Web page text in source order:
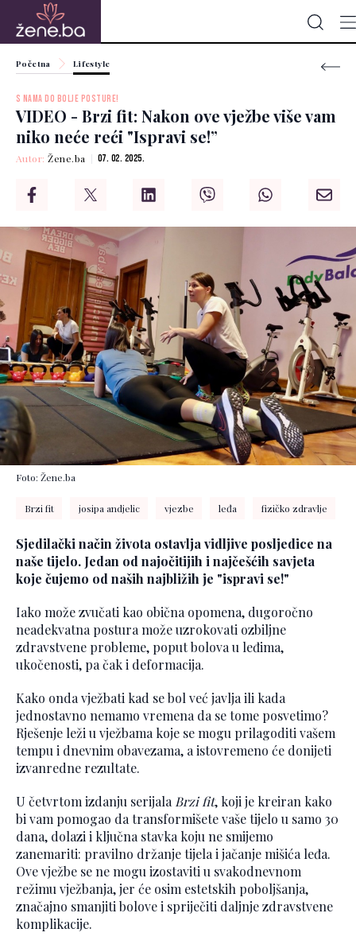
Početna Lifestyle
S NAMA DO BOLJE POSTURE!
VIDEO - Brzi fit: Nakon ove vježbe više vam
niko neće reći "Ispravi se!”
Autor:Žene.ba 07. 02. 2025.
Foto: Žene.ba
Brzi fit josipa andjelic vjezbe leđa fizičko zdravlje
Sjedilački način života ostavlja vidljive posljedice na
naše tijelo. Jedan od najočitijih i najčešćih savjeta
koje čujemo od naših najbližih je "ispravi se!"
Iako može zvučati kao obična opomena, dugoročno
neadekvatna postura može uzrokovati ozbiljne
zdravstvene probleme, poput bolova u leđima,
ukočenosti, pa čak i deformacija.
Kako onda vježbati kad se bol već javlja ili kada
jednostavno nemamo vremena da se tome posvetimo?
Rješenje leži u vježbama koje se mogu prilagoditi vašem
tempu i dnevnim obavezama, a istovremeno će donijeti
izvanredne rezultate.
U četvrtom izdanju serijalaBrzi fit, koji je kreiran kako
bi vam pomogao da transformišete vaše tijelo u samo 30
dana, dolazi i ključna stavka koju ne smijemo
zanemariti: pravilno držanje tijela i jačanje mišića leđa.
Ove vježbe se ne mogu izostaviti u svakodnevnom
režimu vježbanja, jer će osim estetskih poboljšanja,
značajno smanjiti bolove i spriječiti daljnje zdravstvene
komplikacije.